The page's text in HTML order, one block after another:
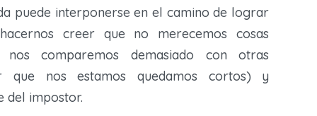
puede interponerse en el camino de lograr
creer que no merecemos cosas
nos comparemos demasiado con otras
que nos estamos quedamos cortos) y
del impostor.